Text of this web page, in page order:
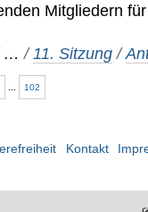
Mitgliedern
…/ 11. Sitzung /
102
Kontakt